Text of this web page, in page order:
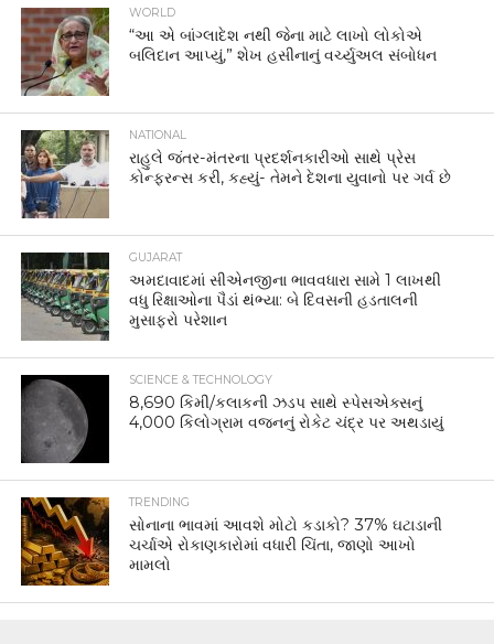
WORLD
“આ એ બાંગ્લાદેશ નથી જેના માટે લાખો લોકોએ
બલિદાન આપ્યું,” શેખ હસીનાનું વર્ચ્યુઅલ સંબોધન
NATIONAL
રાહુલે જંતર-મંતરના પ્રદર્શનકારીઓ સાથે પ્રેસ
કોન્ફરન્સ કરી, કહ્યું- તેમને દેશના યુવાનો પર ગર્વ છે
GUJARAT
અમદાવાદમાં સીએનજીના ભાવવધારા સામે 1 લાખથી
વધુ રિક્ષાઓના પૈડાં થંભ્યા: બે દિવસની હડતાલની
મુસાફરો પરેશાન
SCIENCE & TECHNOLOGY
8,690 કિમી/કલાકની ઝડપ સાથે સ્પેસએક્સનું
4,000 કિલોગ્રામ વજનનું રોકેટ ચંદ્ર પર અથડાયું
TRENDING
સોનાના ભાવમાં આવશે મોટો કડાકો? 37% ઘટાડાની
ચર્ચાએ રોકાણકારોમાં વધારી ચિંતા, જાણો આખો
મામલો